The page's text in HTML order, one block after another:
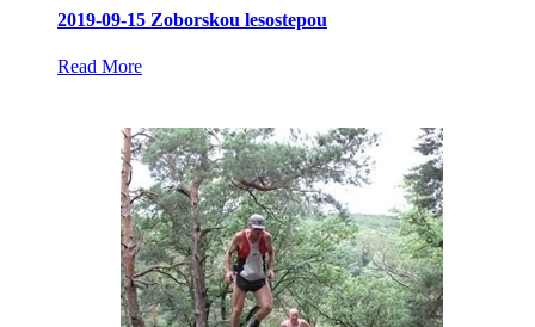
2019-09-15 Zoborskou lesostepou
Read More